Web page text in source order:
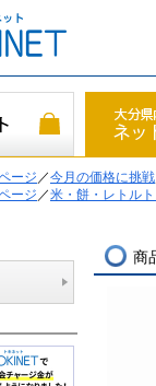
ージ ／今月の価格に挑戦
ージ ／米・餅・レトル
商